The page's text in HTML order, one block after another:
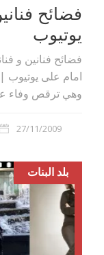
فضائح
يوتيوب
فضائح فنانين و
امام على
وهي ترقص وفاء
27/11/2009
بلد البنات